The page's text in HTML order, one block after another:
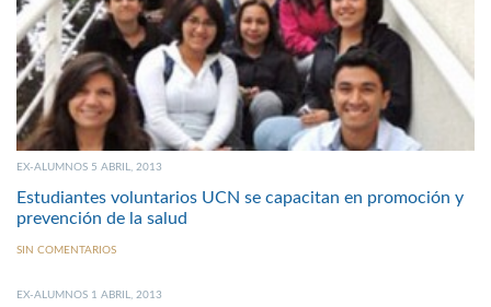
EX-ALUMNOS 5 ABRIL, 2013
Estudiantes voluntarios UCN se capacitan en promoción y
prevención de la salud
SIN COMENTARIOS
EX-ALUMNOS 1 ABRIL, 2013